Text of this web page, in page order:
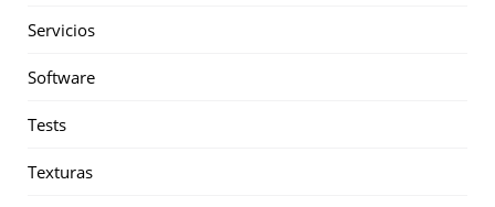
Servicios
Software
Tests
Texturas